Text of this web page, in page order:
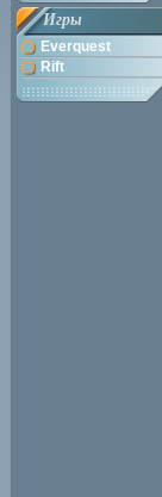
Игры
Everquest
Rift